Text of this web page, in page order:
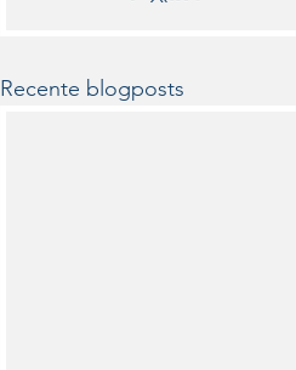
Recente blogposts